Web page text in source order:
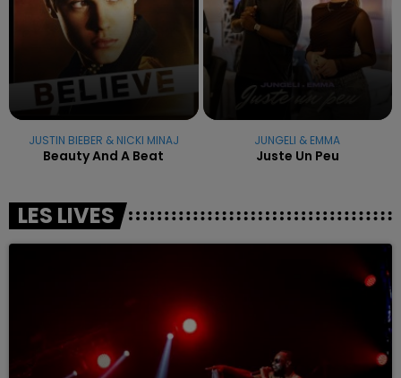
JUSTIN BIEBER & NICKI MINAJ
Beauty And A Beat
JUNGELI & EMMA
Juste Un Peu
LES LIVES